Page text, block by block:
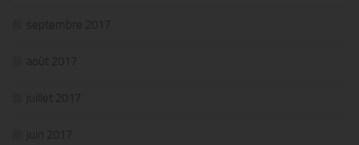
septembre 2017
août 2017
juillet 2017
juin 2017